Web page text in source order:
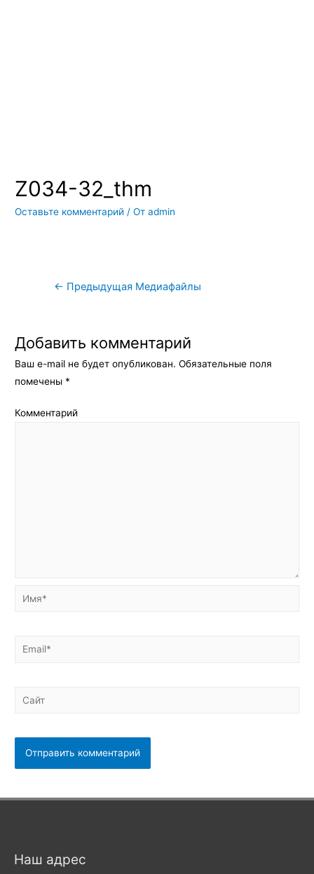
Z034-32_thm
Оставьте комментарий / Отadmin
Навигация
← Предыдущая Медиафайлы
Добавить комментарий
Ваш e-mail не будет опубликован. Обязательные поля
помечены *
Комментарий
Имя*
Email*
Сайт
Наш адрес